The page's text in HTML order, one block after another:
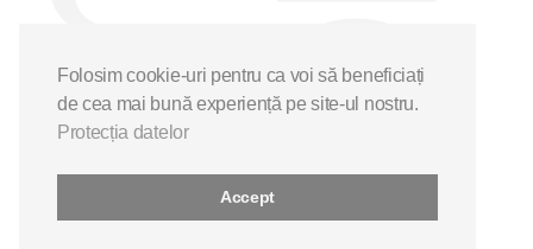
Folosim cookie-uri pentru ca voi să beneficiați
de cea mai bună experiență pe site-ul nostru.
Protecția datelor
Accept